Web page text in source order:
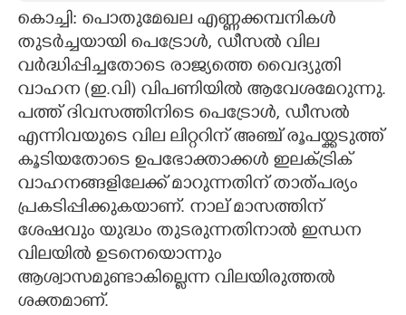
CARTOONS
LITERATURE
CONTACT US
കൊച്ചി: പൊതുമേഖല എണ്ണക്കമ്പനികൾ
തുടർച്ചയായി പെട്രോൾ, ഡീസൽ വില
വർദ്ധിപ്പിച്ചതോടെ രാജ്യത്തെ വൈദ്യുതി
വാഹന (ഇ.വി) വിപണിയിൽ ആവേശമേറുന്നു.
പത്ത് ദിവസത്തിനിടെ പെട്രോൾ, ഡീസൽ
എന്നിവയുടെ വില ലിറ്ററിന് അഞ്ച് രൂപയ്ക്കടുത്ത്
കൂടിയതോടെ ഉപഭോക്താക്കൾ ഇലക്ട്രിക്
വാഹനങ്ങളിലേക്ക് മാറുന്നതിന് താത്പര്യം
പ്രകടിപ്പിക്കുകയാണ്. നാല് മാസത്തിന്
ശേഷവും യുദ്ധം തുടരുന്നതിനാൽ ഇന്ധന
വിലയിൽ ഉടനെയൊന്നും
ആശ്വാസമുണ്ടാകില്ലെന്ന വിലയിരുത്തൽ
ശക്തമാണ്.